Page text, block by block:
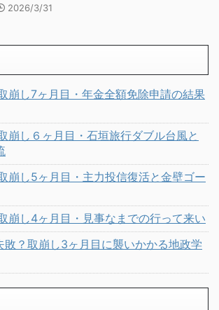
2026/3/31
崩し7ヶ月目・年金全額免除申請の結果
崩し６ヶ月目・石垣旅行ダブル台風と
崩し5ヶ月目・主力投信復活と金壁ゴー
崩し4ヶ月目・見事なまでの行って来い
敗？取崩し3ヶ月目に襲いかかる地政学